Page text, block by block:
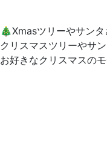
🎄Xmasツリーやサンタ
クリスマスツリーやサ
お好きなクリスマスの